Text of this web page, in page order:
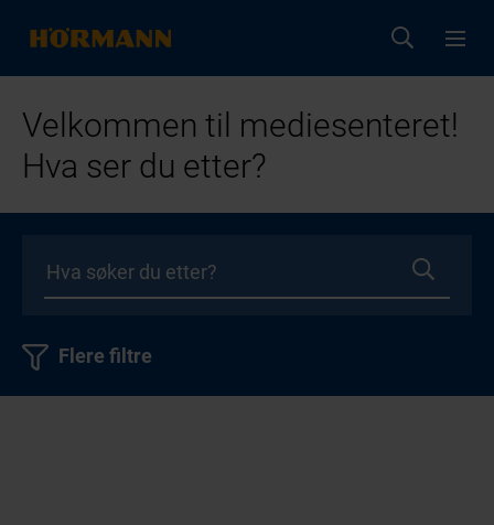
Velkommen til mediesenteret!
Hva ser du etter?
Flere filtre